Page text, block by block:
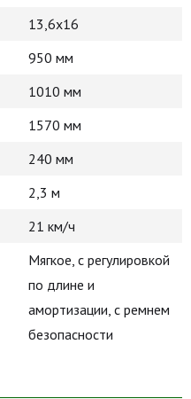
13,6х16
950 мм
1010 мм
1570 мм
240 мм
2,3 м
21 км/ч
Мягкое, с регулировкой
по длине и
амортизации, с ремнем
безопасности